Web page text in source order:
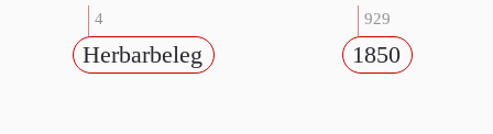
4
Herbarbeleg
929
1850